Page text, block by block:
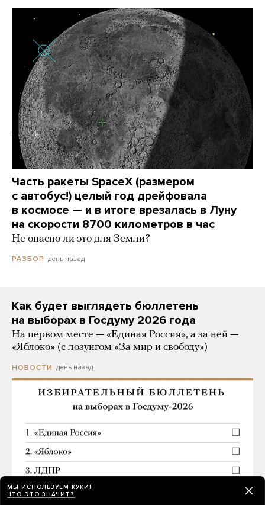
Часть ракеты SpaceX (размером
с автобус!) целый год дрейфовала
в космосе — и в итоге врезалась в Луну
на скорости 8700 километров в час
Не опасно ли это для Земли?
РАЗБОР день назад
Как будет выглядеть бюллетень
на выборах в Госдуму 2026 года
На первом месте — «Единая Россия», а за ней —
«Яблоко» (с лозунгом «За мир и свободу»)
НОВОСТИ день назад
МЫ ИСПОЛЬЗУЕМ КУКИ!
ЧТО ЭТО ЗНАЧИТ?